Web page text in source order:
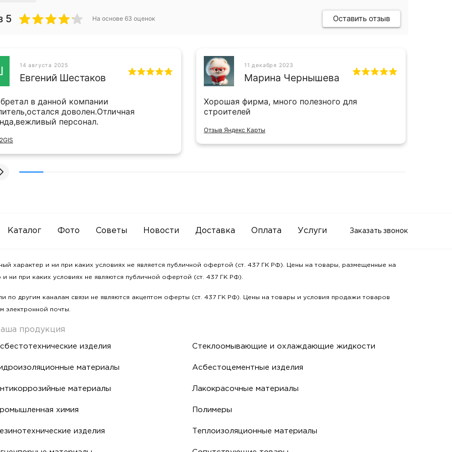
5 На основе 63 оценок Оставить отзыв
14 августа 2025
Евгений Шестаков
в данной компании
доволен.Отличная
персонал.
11 декабря 2023
Марина Чернышева
Хорошая фирма, много полезного для
строителей
Отзыв Яндекс Карты
Каталог Фото Советы Новости Доставка Оплата Услуги Заказать звонок
характер и ни при каких условиях не является публичной офертой (ст. 437 ГК РФ). Цены на товары, размещенные на
ни при каких условиях не являются публичной офертой (ст. 437 ГК РФ).
по другим каналам связи не являются акцептом оферты (ст. 437 ГК РФ). Цены на товары и условия продажи товаров
электронной почты.
продукция
изделия Стеклоомывающие и охлаждающие жидкости
материалы Асбестоцементные изделия
материалы Лакокрасочные материалы
химия Полимеры
изделия Теплоизоляционные материалы